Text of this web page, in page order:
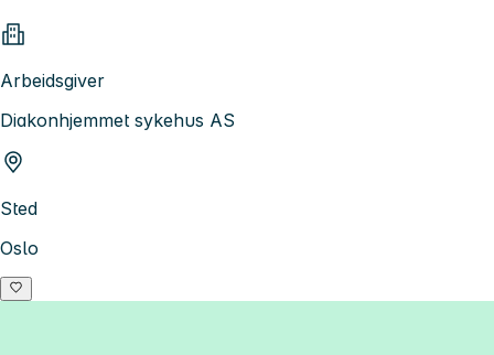
Arbeidsgiver
Diakonhjemmet sykehus AS
Sted
Oslo